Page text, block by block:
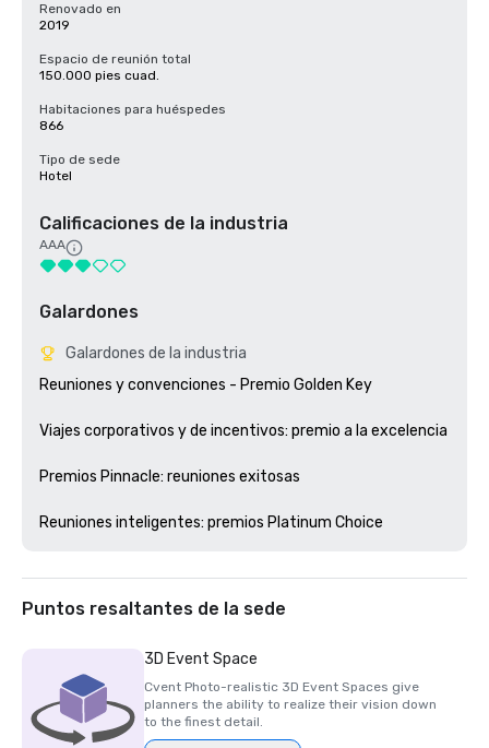
Renovado en
2019
Espacio de reunión total
150.000 pies cuad.
Habitaciones para huéspedes
866
Tipo de sede
Hotel
Calificaciones de la industria
AAA
Galardones
Galardones de la industria
Reuniones y convenciones - Premio Golden Key
Viajes corporativos y de incentivos: premio a la excelencia
Premios Pinnacle: reuniones exitosas
Puntos resaltantes de la sede
3D Event Space
Cvent Photo-realistic 3D Event Spaces give
planners the ability to realize their vision down
to the finest detail.